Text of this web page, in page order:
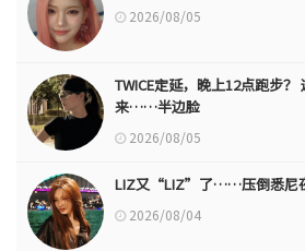
2026/08/05
TWICE定延，晚上12点跑步
来……半边脸
2026/08/05
LIZ又“LIZ”了……压倒悉尼
2026/08/04